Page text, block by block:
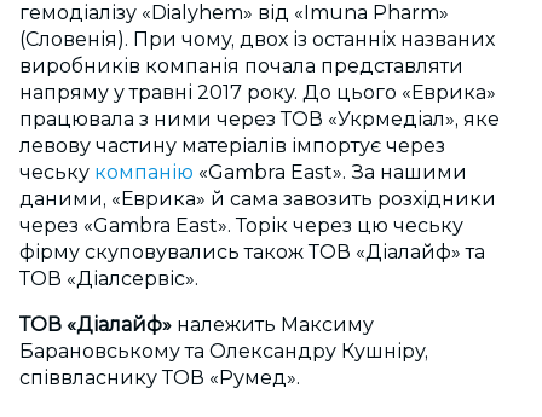
гемодіалізу «Dialyhem» від «Imuna Pharm»
(Словенія). При чому, двох із останніх названих
виробників компанія почала представляти
напряму у травні 2017 року. До цього «Еврика»
працювала з ними через ТОВ «Укрмедіал», яке
левову частину матеріалів імпортує через
чеську компанію «Gambra East». За нашими
даними, «Еврика» й сама завозить розхідники
через «Gambra East». Торік через цю чеську
фірму скуповувались також ТОВ «Діалайф» та
ТОВ «Діалсервіс».
ТОВ «Діалайф» належить Максиму
Барановському та Олександру Кушніру,
співвласнику ТОВ «Румед».